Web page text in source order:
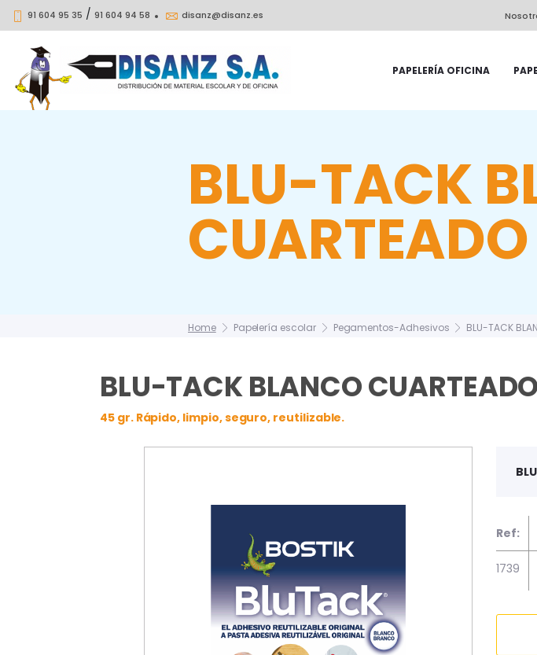
91 604 95 35 / 91 604 94 58 disanz@disanz.es
PAPELERÍA OFICINA
BLU-TACK
CUARTEADO
Home Papelería escolar Pegamentos-Adhesivos BLU-TACK
BLU-TACK BLANCO CUARTEADO
45 gr. Rápido, limpio, seguro, reutilizable.
Ref:
1739